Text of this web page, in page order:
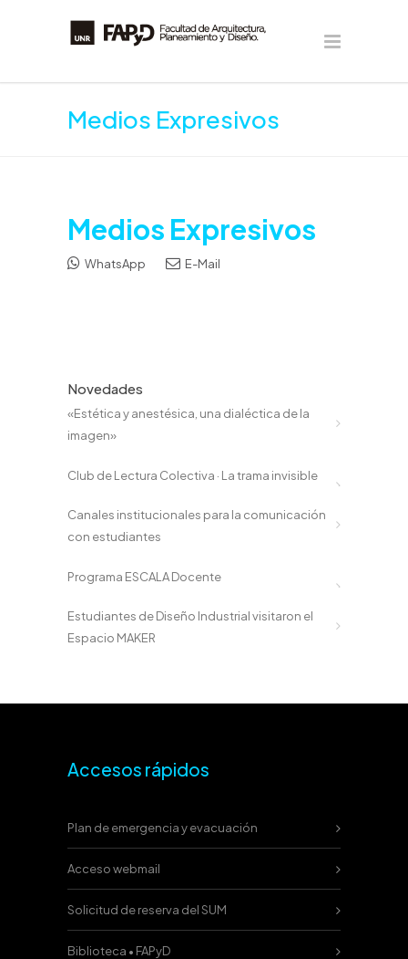
Medios Expresivos
Medios Expresivos
WhatsApp E-Mail
Novedades
«Estética y anestésica, una dialéctica de la
imagen»
Club de Lectura Colectiva · La trama invisible
Canales institucionales para la comunicación
con estudiantes
Programa ESCALA Docente
Estudiantes de Diseño Industrial visitaron el
Espacio MAKER
Accesos rápidos
Plan de emergencia y evacuación
Acceso webmail
Solicitud de reserva del SUM
Biblioteca • FAPyD